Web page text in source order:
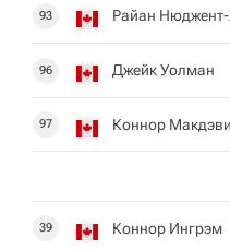
93 Райан
96 Джейк Уолман
97 Коннор
39 Коннор Ингрэм